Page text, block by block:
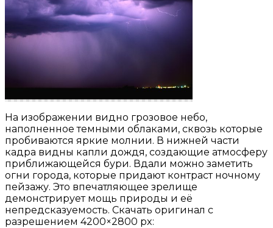
На изображении видно грозовое небо,
наполненное темными облаками, сквозь которые
пробиваются яркие молнии. В нижней части
кадра видны капли дождя, создающие атмосферу
приближающейся бури. Вдали можно заметить
огни города, которые придают контраст ночному
пейзажу. Это впечатляющее зрелище
демонстрирует мощь природы и её
непредсказуемость. Скачать оригинал с
разрешением 4200×2800 px: